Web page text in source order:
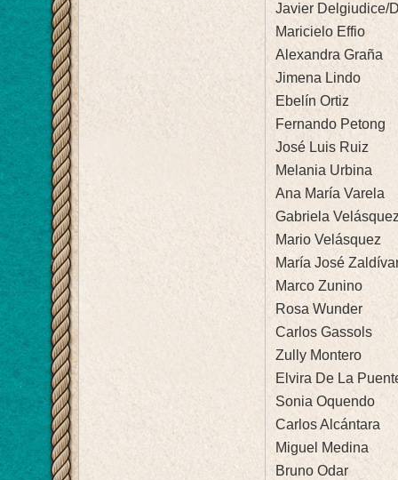
Javier Delgiudice/
Maricielo Effio
Alexandra Graña
Jimena Lindo
Ebelín Ortiz
Fernando Petong
José Luis Ruiz
Melania Urbina
Ana María Varela
Gabriela
Mario Velásquez
María José
Marco Zunino
Rosa Wunder
Carlos Gassols
Zully Montero
Elvira De La
Sonia Oquendo
Carlos Alcántara
Miguel Medina
Bruno Odar